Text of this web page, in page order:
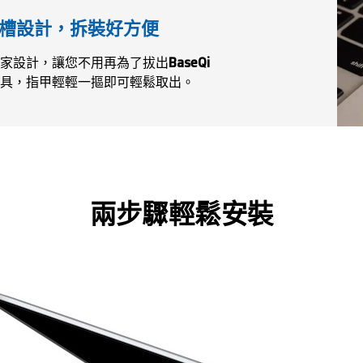
設計，拆裝好方便
設計，讓您不用再為了拔出BaseQi
，指甲輕輕一摳即可輕鬆取出。
兩步驟輕鬆安裝